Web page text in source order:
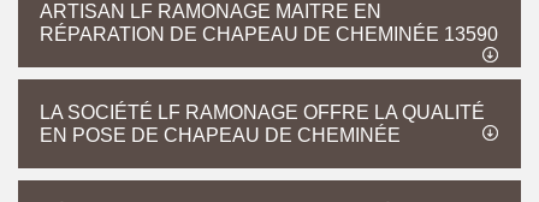
ARTISAN LF RAMONAGE MAITRE EN
RÉPARATION DE CHAPEAU DE CHEMINÉE 13590
LA SOCIÉTÉ LF RAMONAGE OFFRE LA QUALITÉ
EN POSE DE CHAPEAU DE CHEMINÉE